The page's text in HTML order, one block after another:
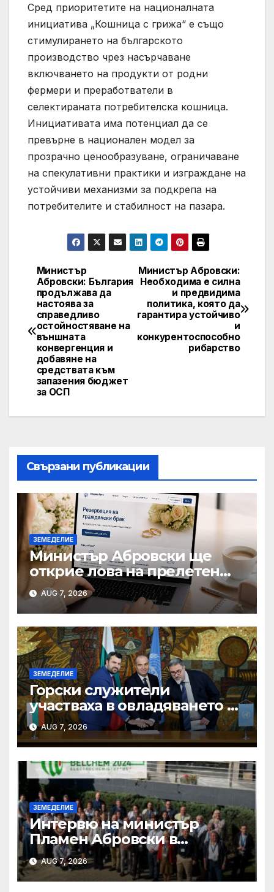
Сред приоритетите на националната
инициатива „Кошница с грижа“ е също
стимулирането на българското
производство чрез насърчаване
включването на продукти от родни
фермери и преработватели в
селектираната потребителска кошница.
Инициативата има потенциал да се
превърне в национален модел за
прозрачно ценообразуване, ограничаване
на спекулативни практики и изграждане на
устойчиви механизми за подкрепа на
потребителите и стабилност на пазара.
Post
navigation
Министър Абровски:
Необходима е силна
и предвидима
политика, която да
гарантира устойчиво
и
конкурентоспособно
рибарство
Министър
Абровски: България
продължава да
настоява за
справедливо
остойностяване на
външната
конвергенция и
добавяне на
средствата към
запазения бюджет
за ОСП
Свързани публикации
ЗЕМЕДЕЛИЕ
Министър Абровски ще
открие лова на прелетен
дивеч
AUG 7, 2026
ЗЕМЕДЕЛИЕ
Горски служители
участваха в овладяването на
близо 10 пожара на
територията на страната
през изминалия ден
AUG 7, 2026
ЗЕМЕДЕЛИЕ
Интервю на министър
Пламен Абровски в
предаването „Денят на
живо”, NOVA NEWS
AUG 7, 2026